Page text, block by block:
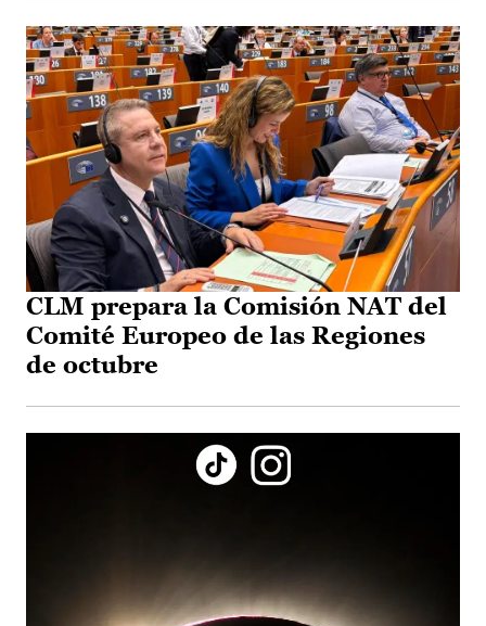
CLM prepara la Comisión NAT del
Comité Europeo de las Regiones
de octubre